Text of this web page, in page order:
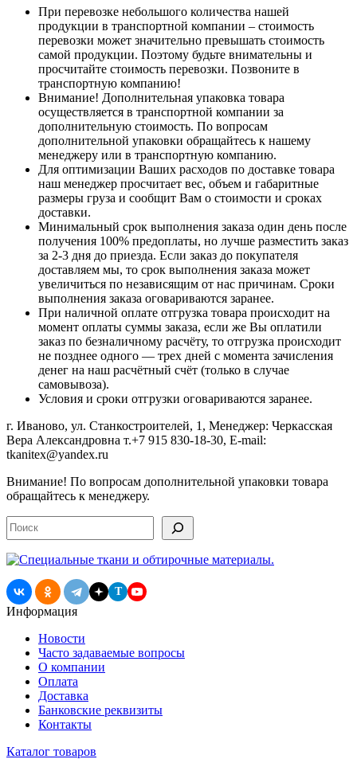
При перевозке небольшого количества нашей
продукции в транспортной компании – стоимость
перевозки может значительно превышать стоимость
самой продукции. Поэтому будьте внимательны и
просчитайте стоимость перевозки. Позвоните в
транспортную компанию!
Внимание! Дополнительная упаковка товара
осуществляется в транспортной компании за
дополнительную стоимость. По вопросам
дополнительной упаковки обращайтесь к нашему
менеджеру или в транспортную компанию.
Для оптимизации Ваших расходов по доставке товара
наш менеджер просчитает вес, объем и габаритные
размеры груза и сообщит Вам о стоимости и сроках
доставки.
Минимальный срок выполнения заказа один день после
получения 100% предоплаты, но лучше разместить заказ
за 2-3 дня до приезда. Если заказ до покупателя
доставляем мы, то срок выполнения заказа может
увеличиться по независящим от нас причинам. Сроки
выполнения заказа оговариваются заранее.
При наличной оплате отгрузка товара происходит на
момент оплаты суммы заказа, если же Вы оплатили
заказ по безналичному расчёту, то отгрузка происходит
не позднее одного — трех дней с момента зачисления
денег на наш расчётный счёт (только в случае
самовывоза).
Условия и сроки отгрузки оговариваются заранее.
г. Иваново, ул. Станкостроителей, 1, Менеджер: Черкасская
Вера Александровна т.+7 915 830-18-30, E-mail:
tkanitex@yandex.ru
Внимание! По вопросам дополнительной упаковки товара
обращайтесь к менеджеру.
Поиск
T
Информация
Новости
Часто задаваемые вопросы
О компании
Оплата
Доставка
Банковские реквизиты
Контакты
Каталог товаров